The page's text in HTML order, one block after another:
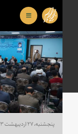
پنجشنبه، ۲۷ اردیبهشت ۱۴۰۳ - ۱۱:۲۷